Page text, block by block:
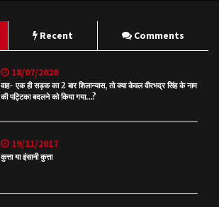
Recent Comments
18/07/2020
वाह- एक ही सड़क का 2 बार शिलान्यास, तो क्या केवल वीरभद्र सिंह के नाम
की पट्टिका बदलने को किया गया…?
19/11/2017
कुत्ता या इंसानी कुत्ता